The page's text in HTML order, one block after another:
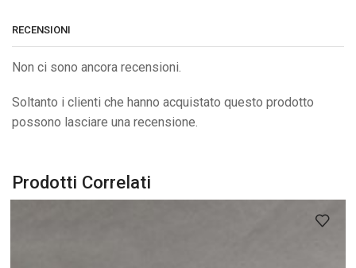
RECENSIONI
Non ci sono ancora recensioni.
Soltanto i clienti che hanno acquistato questo prodotto
possono lasciare una recensione.
Prodotti Correlati